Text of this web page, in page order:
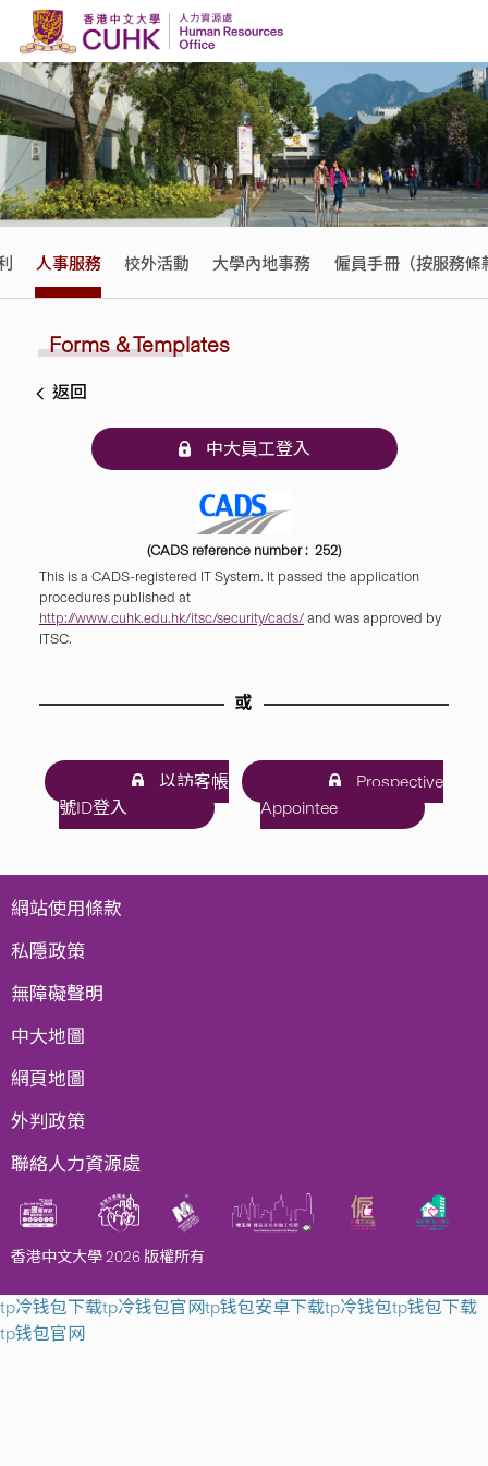
Skip to content
人事服務 校外活動 大學內地事務 僱員手冊（按服務條
Forms & Templates
返回
中大員工登入
(CADS reference number : 252)
This is a CADS-registered IT System. It passed the application
procedures published at
http://www.cuhk.edu.hk/itsc/security/cads/ and was approved by
ITSC.
或
以訪客帳
號ID登入
Prospective
Appointee
網站使用條款
私隱政策
無障礙聲明
中大地圖
網頁地圖
外判政策
聯絡人力資源處
香港中文大學 2026 版權所有
tp冷钱包下载tp冷钱包官网tp钱包安卓下载tp冷钱包tp钱包下载
tp钱包官网